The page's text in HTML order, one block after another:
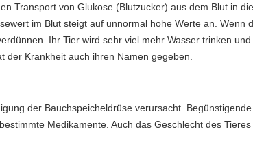
Transport von Glukose (Blutzucker) aus dem Blut in
im Blut steigt auf unnormal hohe Werte an.
Ihr Tier wird sehr viel mehr Wasser trinken
der Krankheit auch ihren Namen gegeben.
der Bauchspeicheldrüse verursacht.
Medikamente. Auch das Geschlecht des